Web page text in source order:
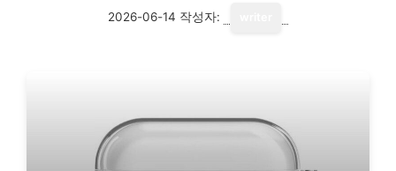
2026-06-14 작성자: